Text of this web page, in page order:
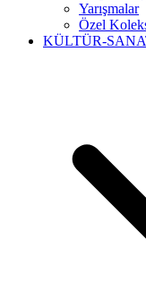
Yarışmalar
Özel
KÜLTÜR-